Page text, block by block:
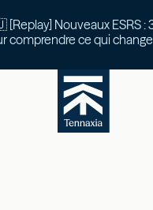
Nouveaux ESRS : 30 minutes
comprendre ce qui change